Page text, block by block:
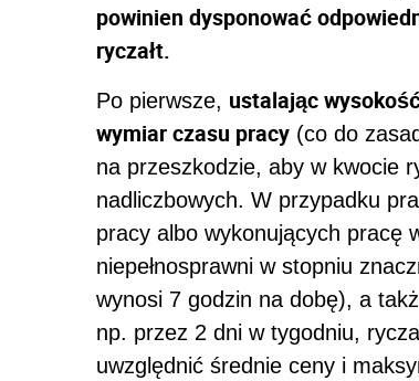
powinien dysponować
ryczałt.
Po pierwsze, ustalając
wymiar czasu pracy (co do
na przeszkodzie, aby w kwocie
nadliczbowych. W przypadku
pracy albo wykonujących pracę
niepełnosprawni w stopniu
wynosi 7 godzin na dobę), a
np. przez 2 dni w tygodniu,
uwzględnić średnie ceny i